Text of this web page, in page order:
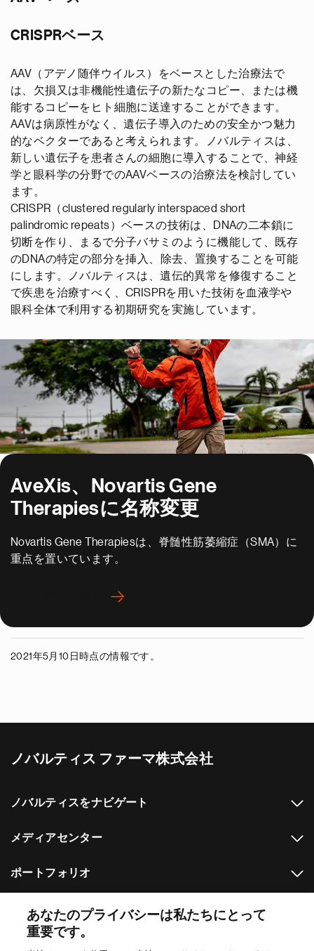
CRISPRベース
AAV（アデノ随伴ウイルス）をベースとした治療法で
は、欠損又は非機能性遺伝子の新たなコピー、または機
能するコピーをヒト細胞に送達することができます。
AAVは病原性がなく、遺伝子導入のための安全かつ魅力
的なベクターであると考えられます。ノバルティスは、
新しい遺伝子を患者さんの細胞に導入することで、神経
学と眼科学の分野でのAAVベースの治療法を検討してい
ます。
CRISPR（clustered regularly interspaced short
palindromic repeats）ベースの技術は、DNAの二本鎖に
切断を作り、まるで分子バサミのように機能して、既存
のDNAの特定の部分を挿入、除去、置換することを可能
にします。ノバルティスは、遺伝的異常を修復すること
で疾患を治療すべく、CRISPRを用いた技術を血液学や
眼科全体で利用する初期研究を実施しています。
AveXis、Novartis Gene
Therapiesに名称変更
Novartis Gene Therapiesは、脊髄性筋萎縮症（SMA）に
重点を置いています。
2021年5月10日時点の情報です。
ノバルティス ファーマ株式会社
ノバルティスをナビゲート
メディアセンター
ポートフォリオ
その他のノバルティスのウェブサイト
あなたのプライバシーは私たちにとって
重要です。